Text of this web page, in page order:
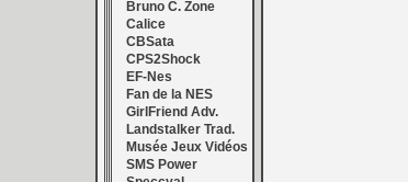
Bruno C. Zone
Calice
CBSata
CPS2Shock
EF-Nes
Fan de la NES
GirlFriend Adv.
Landstalker Trad.
Musée Jeux Vidéos
SMS Power